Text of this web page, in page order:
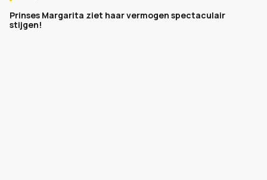
Prinses Margarita ziet haar vermogen spectaculair
stijgen!